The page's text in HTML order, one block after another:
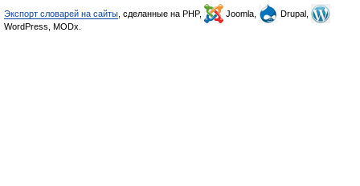
Экспорт словарей на сайты , сделанные на PHP, Joomla,
Drupal,
WordPress, MODx.